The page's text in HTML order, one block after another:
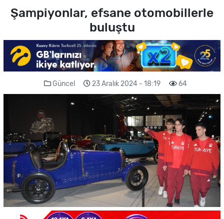
Şampiyonlar, efsane otomobillerle
buluştu
Güncel 23 Aralık 2024 - 18:19 64